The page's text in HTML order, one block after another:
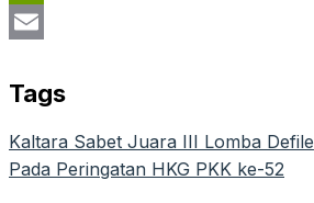
PrintFriendly
Tags
Kaltara Sabet Juara III Lomba Defile
Pada Peringatan HKG PKK ke-52